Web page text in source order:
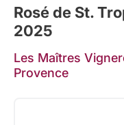
Rosé de St.
2025
Les Maîtres
Provence